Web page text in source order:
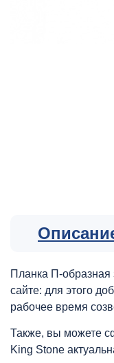
Планка П-
сайте: для этого
рабочее время
Также, вы можете
King Stone